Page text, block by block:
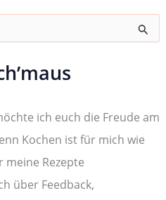
ich euch die Freude am
Kochen ist für mich wie
meine Rezepte
über Feedback,